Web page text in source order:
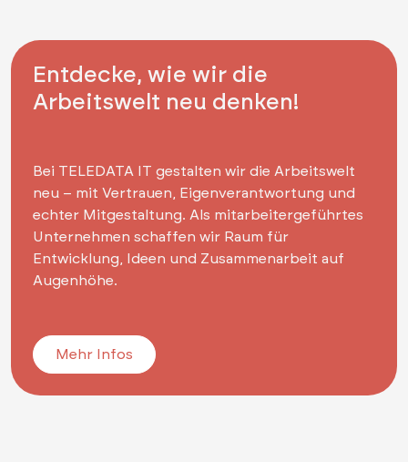
Entdecke, wie wir die
Arbeitswelt neu denken!
Bei TELEDATA IT gestalten wir die Arbeitswelt
neu – mit Vertrauen, Eigenverantwortung und
echter Mitgestaltung. Als mitarbeitergeführtes
Unternehmen schaffen wir Raum für
Entwicklung, Ideen und Zusammenarbeit auf
Augenhöhe.
Mehr Infos